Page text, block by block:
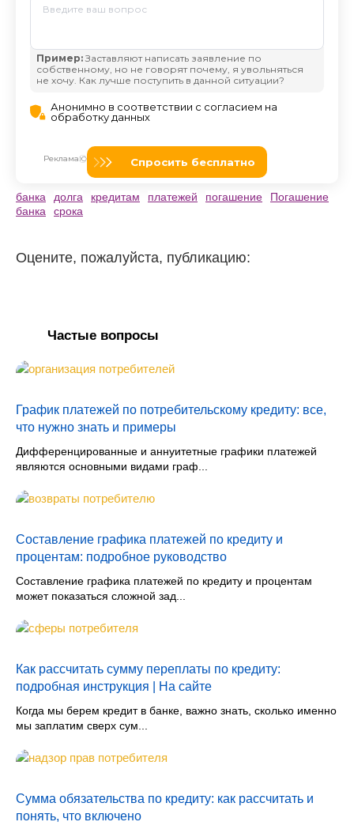
банка долга кредитам платежей погашение
Погашение
банка
срока
Оцените, пожалуйста, публикацию:
Частые вопросы
График платежей по потребительскому кредиту: все,
что нужно знать и примеры
Дифференцированные и аннуитетные графики платежей
являются основными видами граф...
Составление графика платежей по кредиту и
процентам: подробное руководство
Составление графика платежей по кредиту и процентам
может показаться сложной зад...
Как рассчитать сумму переплаты по кредиту:
подробная инструкция | На сайте
Когда мы берем кредит в банке, важно знать, сколько именно
мы заплатим сверх сум...
Сумма обязательства по кредиту: как рассчитать и
понять, что включено